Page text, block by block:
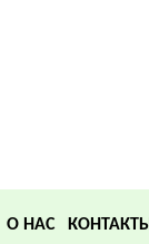
О НАС КОНТАКТЫ